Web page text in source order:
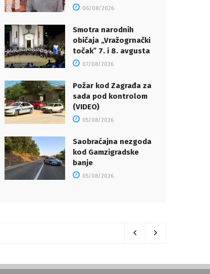
06/08/2026
Smotra narodnih
običaja „Vražogrnački
točakˮ 7. i 8. avgusta
07/08/2026
Požar kod Zagrađa za
sada pod kontrolom
(VIDEO)
05/08/2026
Saobraćajna nezgoda
kod Gamzigradske
banje
05/08/2026